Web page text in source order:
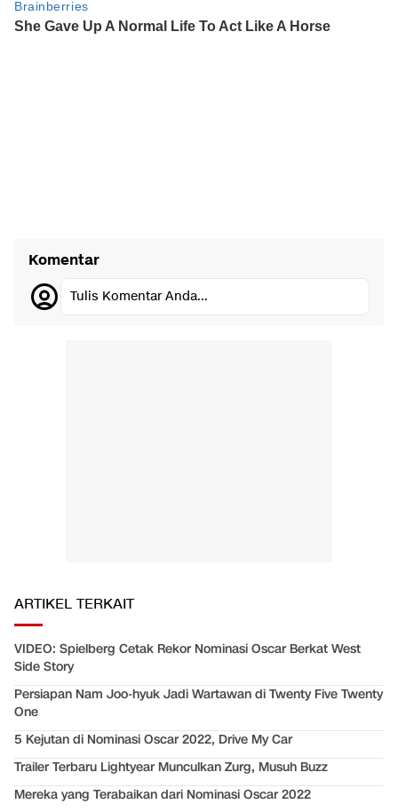
Komentar
Tulis Komentar Anda...
ARTIKEL TERKAIT
VIDEO: Spielberg Cetak Rekor Nominasi Oscar Berkat West
Side Story
Persiapan Nam Joo-hyuk Jadi Wartawan di Twenty Five Twenty
One
5 Kejutan di Nominasi Oscar 2022, Drive My Car
Trailer Terbaru Lightyear Munculkan Zurg, Musuh Buzz
Mereka yang Terabaikan dari Nominasi Oscar 2022